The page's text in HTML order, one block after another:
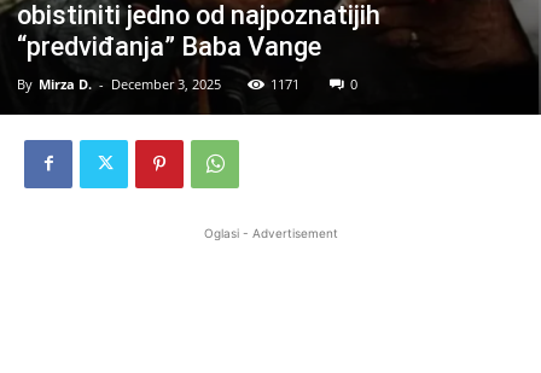
obistiniti jedno od najpoznatijih
“predviđanja” Baba Vange
By Mirza D. - December 3, 2025 1171 0
Oglasi - Advertisement